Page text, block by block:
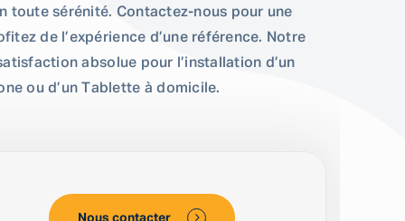
toute sérénité. Contactez-nous pour une
de l’expérience d’une référence. Notre
absolue pour l’installation d’un
ou d’un Tablette à domicile.